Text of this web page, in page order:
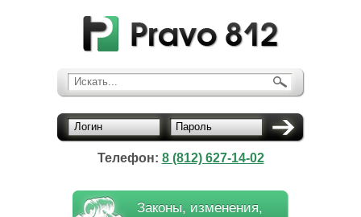
Искать...
Логин Пароль
Телефон: 8 (812) 627-14-02
Законы, изменения,